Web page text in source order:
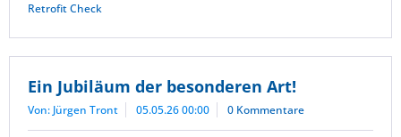
Retrofit Check
Ein Jubiläum der besonderen Art!
Von: Jürgen Tront 05.05.26 00:00 0 Kommentare